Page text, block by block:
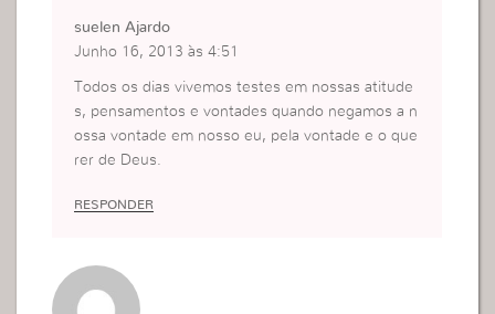
suelen Ajardo
Junho 16, 2013 às 4:51
Todos os dias vivemos testes em nossas atitude
s, pensamentos e vontades quando negamos a n
ossa vontade em nosso eu, pela vontade e o que
rer de Deus.
RESPONDER